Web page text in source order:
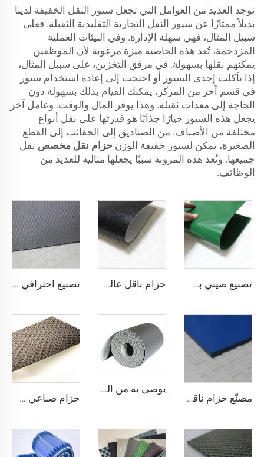
توجد العديد من العوامل التي تجعل سيور النقل الخفيفة لدينا
بديلاً ممتازًا عن سيور النقل التجارية التقليدية الثقيلة. فعلى
سبيل المثال، فهي سهلة الإدارة. وفي البيئات العملية
المزدحمة، تُعد هذه الخاصية ميزة مرغوبة لأن الموظفين
يمكنهم نقلها بسهولة. في مرفق التخزين، على سبيل المثال،
إذا تآكلت إحدى السيور أو احتجت إلى إعادة استخدام سيور
في قسم آخر من المركز، يمكنك القيام بذلك بسهولة دون
الحاجة إلى معدات ثقيلة. وهذا يوفر المال والوقت. وعامل آخر
يجعل هذه السيور خيارًا جذابًا هو قدرتها على نقل أنواع
مختلفة من الأصناف. من الصناديق إلى الحقائب إلى القطع
الصغيرة، يمكن لسيور خفيفة الوزن حزام نقل مخصص نقل
جميعها. وتُعد هذه المرونة سببًا يجعلها مثالية للعديد من
الوظائف.
تصنيع صيني بسعر تنافسي لحزام ناقل من مادة PVC حزام ناقل عالي الجودة من القماش المضاد للكهرباء الساكنة بلون أسود بسماكة 2 مم من مادة PVC للنقل اللوجستي مباشرة من المصنع تصنيع احترافي لأحزمة نقل لوجستية من مادة PVC من أجل فرز وتوزيع فعال في صناعات المطاعم
مصنّع حزام ناقل مضاد للكهرباء الساكنة ومضاد للالتصاق لمطاعم المخابز والحلويات
يوصى به من المصنّع: كونتر دفع في السوبرماركت مزود بسيور نقل، سيور نقل ذات استقرار عالي في السرعة، من مادة البولي يوريثان (PU)
حزام صناعي صيني لتتبع وتلميع الحزام الناقل الماسي من مادة PVC